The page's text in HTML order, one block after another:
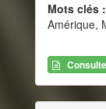
Mots clés :
Amérique,